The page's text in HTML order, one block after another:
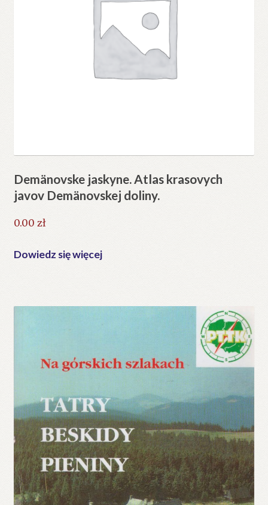
Demänovske jaskyne. Atlas krasovych
javov Demänovskej doliny.
0.00 zł
Dowiedz się więcej